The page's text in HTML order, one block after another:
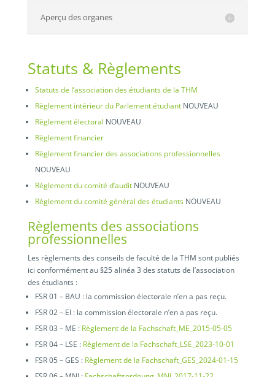
Aperçu des organes
Statuts & Règlements
Statuts de l’association des étudiants de la THM
Règlement intérieur du Parlement étudiantNOUVEAU
Règlement électoral NOUVEAU
Règlement financier
Règlement financier des associations professionnelles
NOUVEAU
Règlement du comité d’auditNOUVEAU
Règlement du comité général des étudiantsNOUVEAU
Règlements des associations
professionnelles
Les règlements des conseils de faculté de la THM sont publiés
ici conformément au §25 alinéa 3 des statuts de l’association
des étudiants :
FSR 01 – BAU : la commission électorale n’en a pas reçu.
FSR 02 – EI : la commission électorale n’en a pas reçu.
FSR 03 – ME : Règlement de la Fachschaft_ME_2015-05-05
FSR 04 – LSE : Règlement de la Fachschaft_LSE_2023-10-01
FSR 05 – GES : Règlement de la Fachschaft_GES_2024-01-15